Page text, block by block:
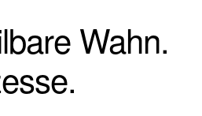
Wahn.